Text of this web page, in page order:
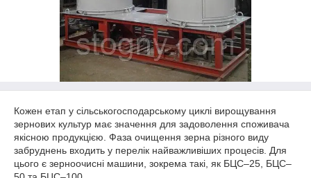
Кожен етап у сільськогосподарському циклі вирощування
зернових культур має значення для задоволення споживача
якісною продукцією. Фаза очищення зерна різного виду
забруднень входить у перелік найважливіших процесів. Для
цього є зерноочисні машини, зокрема такі, як БЦС–25, БЦС–